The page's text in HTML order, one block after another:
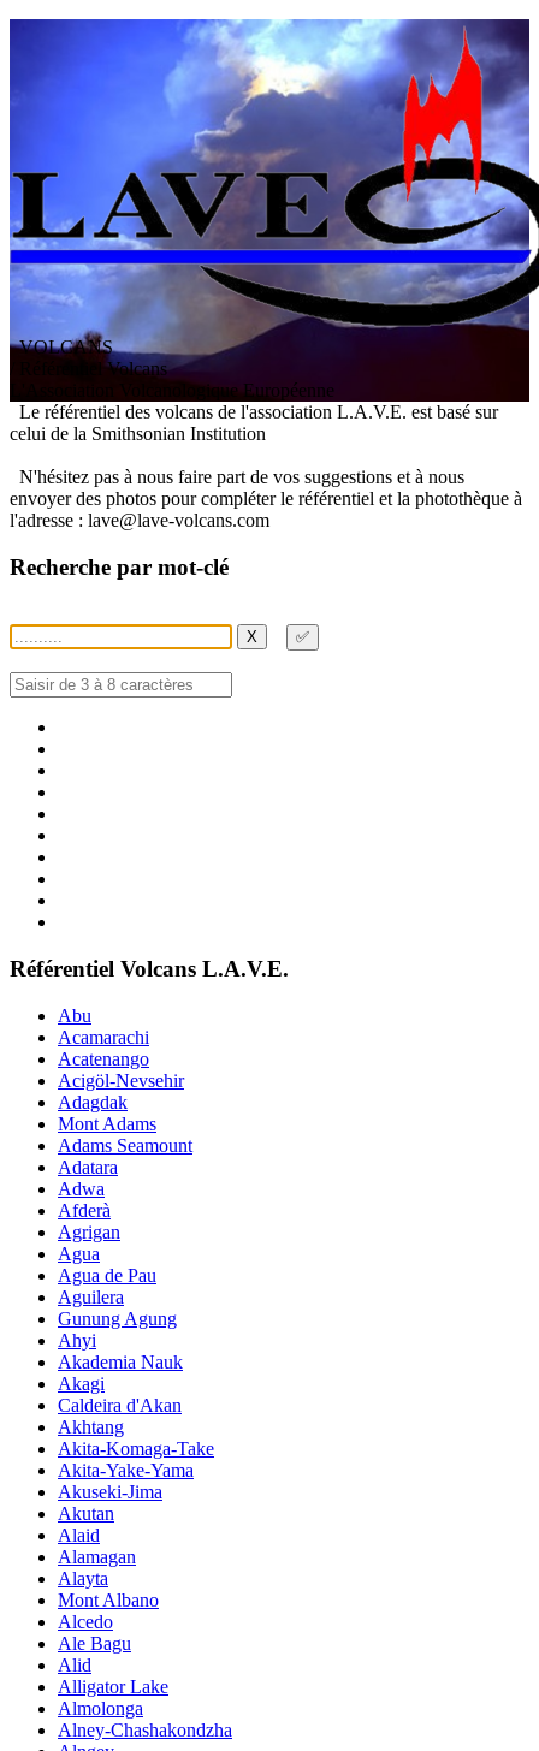
VOLCANS
/ Référentiel Volcans
ssociation V olcanologiqueEuropéenne
Le référentiel des volcans de l'association L.A.V.E. est basé sur
celui de la Smithsonian Institution
N'hésitez pas à nous faire part de vos suggestions et à nous
envoyer des photos pour compléter le référentiel et la photothèque à
l'adresse : lave@lave-volcans.com
Recherche par mot-clé
X ✅
Référentiel Volcans L.A.V.E.
Abu
Acamarachi
Acatenango
Acigöl-Nevsehir
Adagdak
Mont Adams
Adams Seamount
Adatara
Adwa
Afderà
Agrigan
Agua
Agua de Pau
Aguilera
Gunung Agung
Ahyi
Akademia Nauk
Akagi
Caldeira d'Akan
Akhtang
Akita-Komaga-Take
Akita-Yake-Yama
Akuseki-Jima
Akutan
Alaid
Alamagan
Alayta
Mont Albano
Alcedo
Ale Bagu
Alid
Alligator Lake
Almolonga
Alney-Chashakondzha